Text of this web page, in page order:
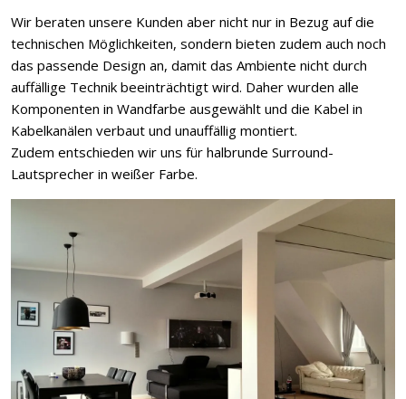
Wir beraten unsere Kunden aber nicht nur in Bezug auf die
technischen Möglichkeiten, sondern bieten zudem auch noch
das passende Design an, damit das Ambiente nicht durch
auffällige Technik beeinträchtigt wird. Daher wurden alle
Komponenten in Wandfarbe ausgewählt und die Kabel in
Kabelkanälen verbaut und unauffällig montiert.
Zudem entschieden wir uns für halbrunde Surround-
Lautsprecher in weißer Farbe.